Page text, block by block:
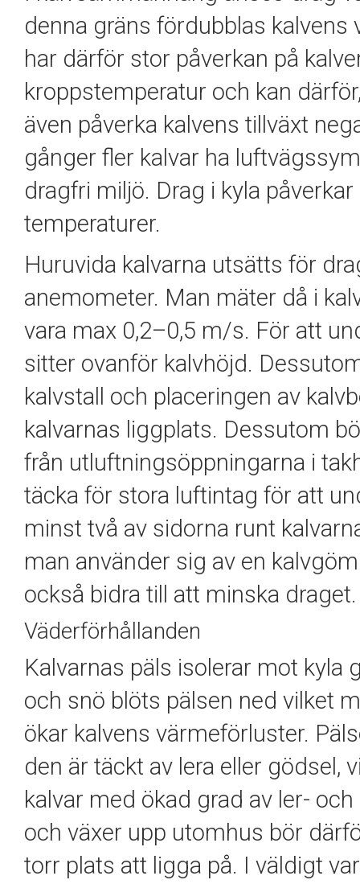
denna gräns fördubblas
har därför stor påverkan på
kroppstemperatur och kan
även påverka kalvens tillväxt
gånger fler kalvar ha
dragfri miljö. Drag i kyla
temperaturer.
Huruvida kalvarna utsätts för
anemometer. Man mäter då i
vara max 0,2–0,5 m/s. För att
sitter ovanför kalvhöjd.
kalvstall och placeringen av
kalvarnas liggplats. Dessutom
från utluftningsöppningarna i
täcka för stora luftintag för att
minst två av sidorna runt
man använder sig av en
också bidra till att minska draget.
Väderförhållanden
Kalvarnas päls isolerar mot kyla
och snö blöts pälsen ned vilket
ökar kalvens värmeförluster.
den är täckt av lera eller gödsel,
kalvar med ökad grad av ler-
och växer upp utomhus bör
torr plats att ligga på. I väldigt